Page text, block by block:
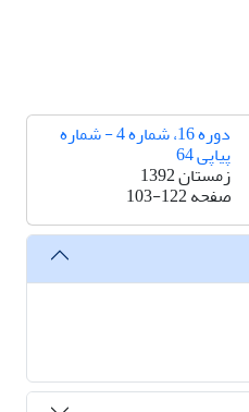
دوره 16، شماره 4 - شماره
پیاپی 64
زمستان 1392
صفحه103-122